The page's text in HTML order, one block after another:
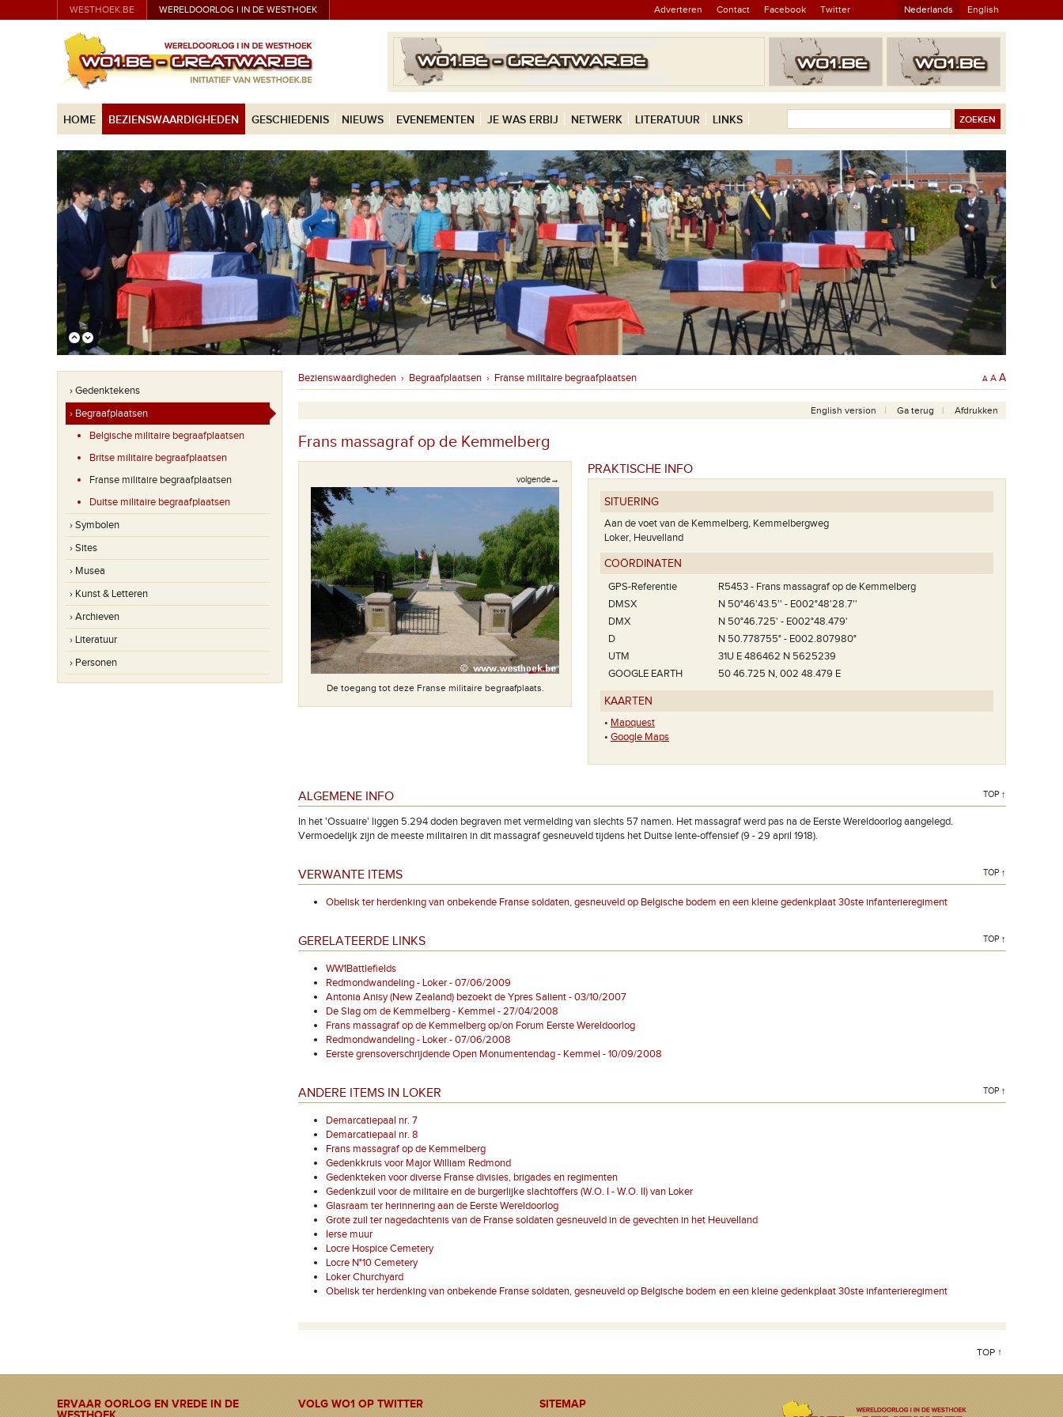
WESTHOEK.BE WERELDOORLOG I IN DE WESTHOEK Adverteren Contact Facebook Twitter Nederlands English
HOME BEZIENSWAARDIGHEDEN GESCHIEDENIS NIEUWS EVENEMENTEN JE WAS ERBIJ NETWERK LITERATUUR LINKS
› Gedenktekens
› Begraafplaatsen
Belgische militaire begraafplaatsen
Britse militaire begraafplaatsen
Franse militaire begraafplaatsen
Duitse militaire begraafplaatsen
› Symbolen
› Sites
› Musea
› Kunst & Letteren
› Archieven
› Literatuur
› Personen
Bezienswaardigheden › Begraafplaatsen › Franse militaire begraafplaatsen A A A
English version Ga terug Afdrukken
Frans massagraf op de Kemmelberg
volgende→
Foto: VVV Heuvelland
De toegang tot deze Franse militaire begraafplaats.
Op deze begraafplaats liggen 5.294 onbekende Franse
soldaten. Slechts 57 onder hen konden geheel of
gedeeltelijk geïdentificeerd worden.
PRAKTISCHE INFO
SITUERING
Aan de voet van de Kemmelberg, Kemmelbergweg
Loker, Heuvelland
COÖRDINATEN
GPS-Referentie
R5453 - Frans massagraf op de Kemmelberg
DMSX
N 50°46'43.5'' - E002°48'28.7''
DMX
N 50°46.725' - E002°48.479'
D
N 50.778755° - E002.807980°
UTM
31U E 486462 N 5625239
GOOGLE EARTH
50 46.725 N, 002 48.479 E
KAARTEN
• Mapquest
• Google Maps
ALGEMENE INFO TOP ↑
In het 'Ossuaire' liggen 5.294 doden begraven met vermelding van slechts 57 namen. Het massagraf werd pas na de Eerste Wereldoorlog aangelegd.
Vermoedelijk zijn de meeste militairen in dit massagraf gesneuveld tijdens het Duitse lente-offensief (9 - 29 april 1918).
VERWANTE ITEMS TOP ↑
Obelisk ter herdenking van onbekende Franse soldaten, gesneuveld op Belgische bodem en een kleine gedenkplaat 30ste infanterieregiment
GERELATEERDE LINKS TOP ↑
WW1Battlefields
Redmondwandeling - Loker - 07/06/2009
Antonia Anisy (New Zealand) bezoekt de Ypres Salient - 03/10/2007
De Slag om de Kemmelberg - Kemmel - 27/04/2008
Frans massagraf op de Kemmelberg op/on Forum Eerste Wereldoorlog
Redmondwandeling - Loker - 07/06/2008
Eerste grensoverschrijdende Open Monumentendag - Kemmel - 10/09/2008
ANDERE ITEMS IN LOKER TOP ↑
Demarcatiepaal nr. 7
Demarcatiepaal nr. 8
Frans massagraf op de Kemmelberg
Gedenkkruis voor Major William Redmond
Gedenkteken voor diverse Franse divisies, brigades en regimenten
Gedenkzuil voor de militaire en de burgerlijke slachtoffers (W.O. I - W.O. II) van Loker
Glasraam ter herinnering aan de Eerste Wereldoorlog
Grote zuil ter nagedachtenis van de Franse soldaten gesneuveld in de gevechten in het Heuvelland
Ierse muur
Locre Hospice Cemetery
Locre N°10 Cemetery
Loker Churchyard
Obelisk ter herdenking van onbekende Franse soldaten, gesneuveld op Belgische bodem en een kleine gedenkplaat 30ste infanterieregiment
TOP ↑
ERVAAR OORLOG EN VREDE IN DE
VOLG WO1 OP TWITTER SITEMAP